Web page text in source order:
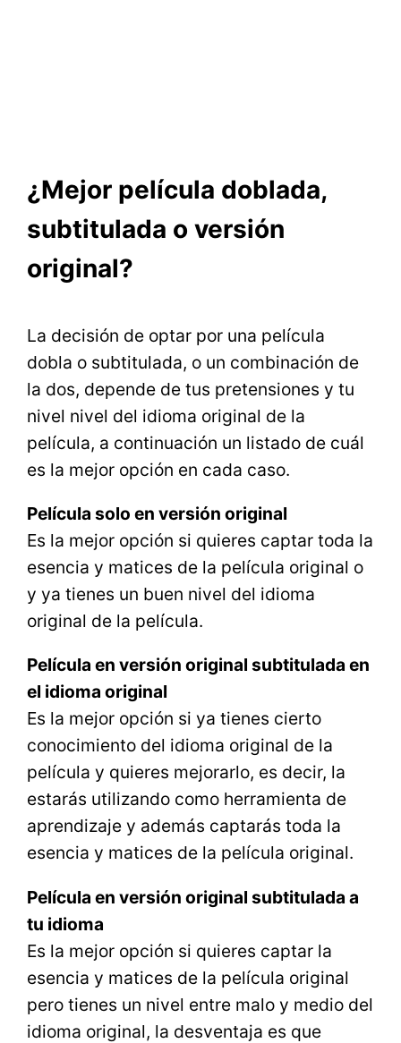
¿Mejor película doblada,
subtitulada o versión
original?
La decisión de optar por una película
dobla o subtitulada, o un combinación de
la dos, depende de tus pretensiones y tu
nivel nivel del idioma original de la
película, a continuación un listado de cuál
es la mejor opción en cada caso.
Película solo en versión original
Es la mejor opción si quieres captar toda la
esencia y matices de la película original o
y ya tienes un buen nivel del idioma
original de la película.
Película en versión original subtitulada en
el idioma original
Es la mejor opción si ya tienes cierto
conocimiento del idioma original de la
película y quieres mejorarlo, es decir, la
estarás utilizando como herramienta de
aprendizaje y además captarás toda la
esencia y matices de la película original.
Película en versión original subtitulada a
tu idioma
Es la mejor opción si quieres captar la
esencia y matices de la película original
pero tienes un nivel entre malo y medio del
idioma original, la desventaja es que